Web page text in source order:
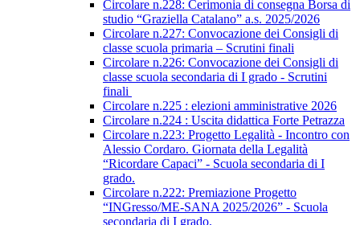
Circolare n.228: Cerimonia di consegna Borsa di
studio “Graziella Catalano” a.s. 2025/2026
Circolare n.227: Convocazione dei Consigli di
classe scuola primaria – Scrutini finali
Circolare n.226: Convocazione dei Consigli di
classe scuola secondaria di I grado - Scrutini
finali
Circolare n.225 : elezioni amministrative 2026
Circolare n.224 : Uscita didattica Forte Petrazza
Circolare n.223: Progetto Legalità - Incontro con
Alessio Cordaro. Giornata della Legalità
“Ricordare Capaci” - Scuola secondaria di I
grado.
Circolare n.222: Premiazione Progetto
“INGresso/ME-SANA 2025/2026” - Scuola
secondaria di I grado.